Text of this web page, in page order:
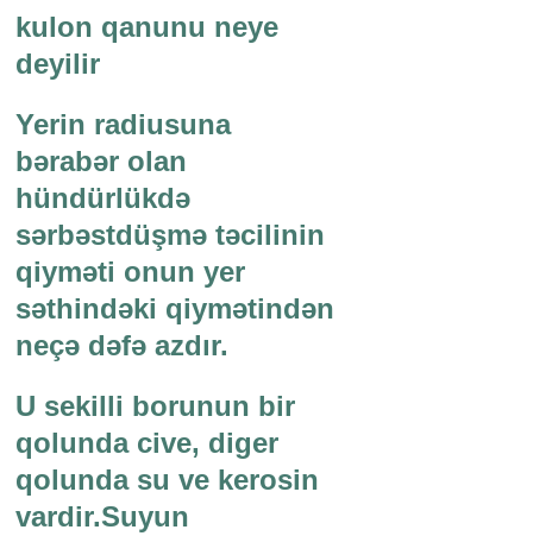
kulon qanunu neye
deyilir
Yerin radiusuna
bərabər olan
hündürlükdə
sərbəstdüşmə təcilinin
qiyməti onun yer
səthindəki qiymətindən
neçə dəfə azdır.
U sekilli borunun bir
qolunda cive, diger
qolunda su ve kerosin
vardir.Suyun